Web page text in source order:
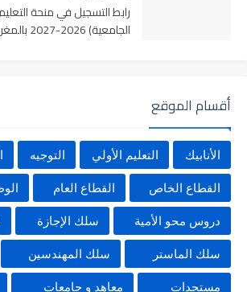
رابط التسجيل في منحة
الجامعية) 2026-2027 بالمغرب عبر Minhaty.ma
أقسام الموقع
الأنابيك التعليم الأولي التوجيه
القطاع الخاص القطاع العام
دروس محو الأمية سلك الإجازة
سلك الماستر سلك المهندسين
مستجدات معاهد و جامعات